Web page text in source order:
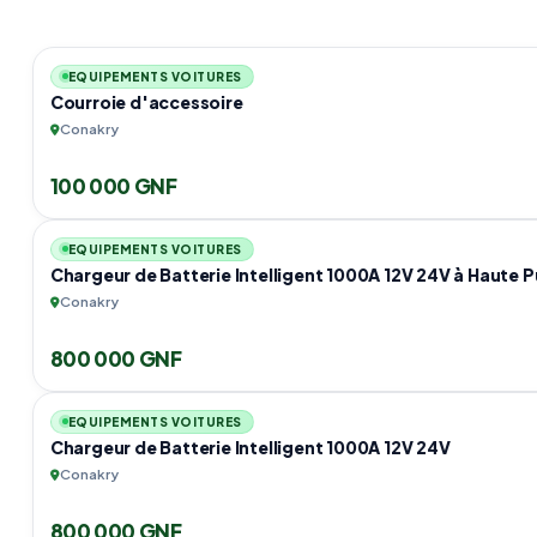
EQUIPEMENTS VOITURES
Courroie d'accessoire
Conakry
100 000 GNF
EQUIPEMENTS VOITURES
Chargeur de Batterie Intelligent 1000A 12V 24V à Haute
Conakry
800 000 GNF
EQUIPEMENTS VOITURES
Chargeur de Batterie Intelligent 1000A 12V 24V
Conakry
800 000 GNF